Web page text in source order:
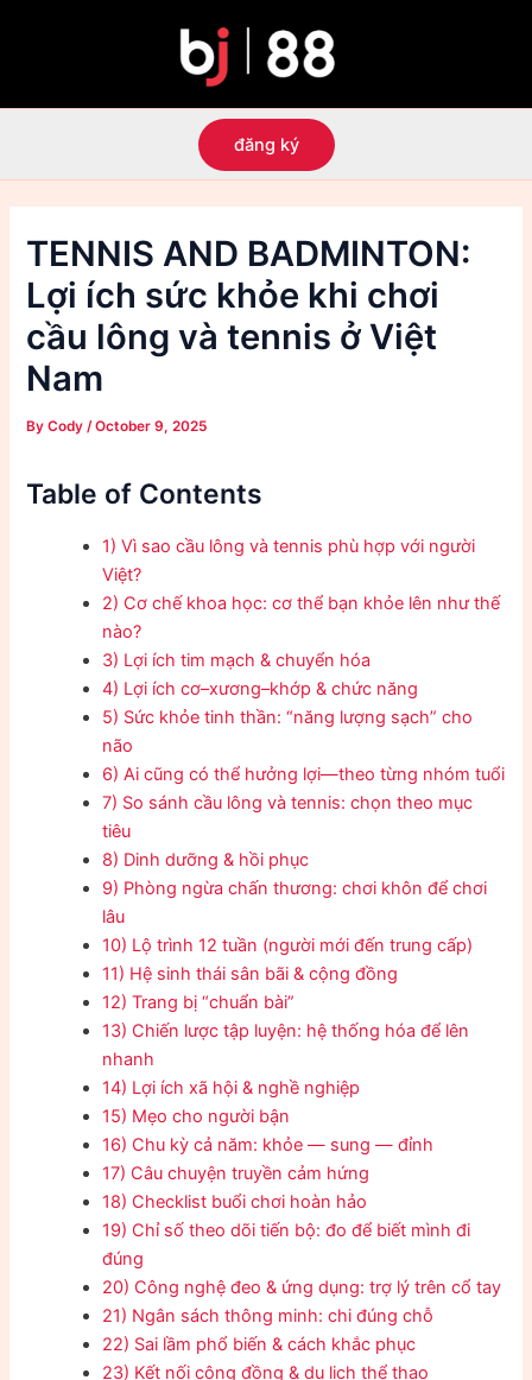
đăng ký
TENNIS AND BADMINTON:
Lợi ích sức khỏe khi chơi
cầu lông và tennis ở Việt
Nam
ByCody /October 9, 2025
Table of Contents
1) Vì sao cầu lông và tennis phù hợp với người
Việt?
2) Cơ chế khoa học: cơ thể bạn khỏe lên như thế
nào?
3) Lợi ích tim mạch & chuyển hóa
4) Lợi ích cơ–xương–khớp & chức năng
5) Sức khỏe tinh thần: “năng lượng sạch” cho
não
6) Ai cũng có thể hưởng lợi—theo từng nhóm tuổi
7) So sánh cầu lông và tennis: chọn theo mục
tiêu
8) Dinh dưỡng & hồi phục
9) Phòng ngừa chấn thương: chơi khôn để chơi
lâu
10) Lộ trình 12 tuần (người mới đến trung cấp)
11) Hệ sinh thái sân bãi & cộng đồng
12) Trang bị “chuẩn bài”
13) Chiến lược tập luyện: hệ thống hóa để lên
nhanh
14) Lợi ích xã hội & nghề nghiệp
15) Mẹo cho người bận
16) Chu kỳ cả năm: khỏe — sung — đỉnh
17) Câu chuyện truyền cảm hứng
18) Checklist buổi chơi hoàn hảo
19) Chỉ số theo dõi tiến bộ: đo để biết mình đi
đúng
20) Công nghệ đeo & ứng dụng: trợ lý trên cổ tay
21) Ngân sách thông minh: chi đúng chỗ
22) Sai lầm phổ biến & cách khắc phục
23) Kết nối cộng đồng & du lịch thể thao